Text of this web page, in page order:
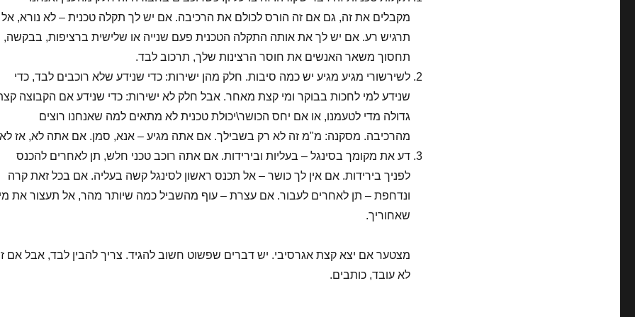
מקבלים את זה, גם אם זה הורס לכולם את הרכיבה. אם יש לך תקלה טכנית – לא נורא, אל
תרגיש רע. אם יש לך את אותה התקלה הטכנית פעם שנייה או שלישית ברציפות, בבקשה,
תחסוך משאר האנשים את חוסר הרצינות שלך, תרכוב לבד.
לשירשורי מגיע מגיע יש כמה סיבות. חלק מהן ישירות: כדי שנידע שלא רוכבים לבד, כדי
שנידע למי לחכות בבוקר ומי קצת מאחר. אבל חלק לא ישירות: כדי שנידע אם הקבוצה
גדולה מדי לטעמנו, או אם יחס הכושר\יכולת טכנית לא מתאים למה שאנחנו רוצים
מהרכיבה. מסקנה: מ"מ זה לא רק בשבילך. אם אתה מגיע – אנא, סמן. אם אתה לא, אז
דע את מקומך בסינגל – בעליות ובירידות. אם אתה רוכב טכני חלש, תן לאחרים להכנס
לפניך בירידות. אם אין לך כושר – אל תכנס ראשון לסינגל קשה בעליה. אם בכל זאת קרה
ונדחפת – תן לאחרים לעבור. אם עצרת – עוף מהשביל כמה שיותר מהר, אל תעצור את
שאחוריך.
מצטער אם יצא קצת אגרסיבי. יש דברים שפשוט חשוב להגיד. צריך להבין לבד, אבל אם
לא עובד, כותבים.